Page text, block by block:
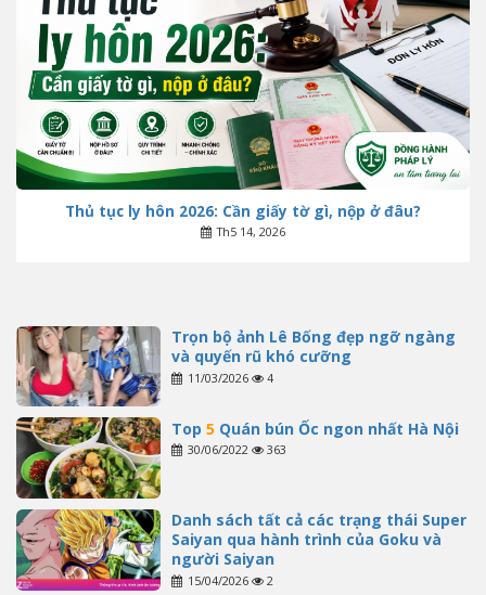
Thủ tục ly hôn 2026: Cần giấy tờ gì, nộp ở đâu?
Th5 14, 2026
Trọn bộ ảnh Lê Bống đẹp ngỡ ngàng
và quyến rũ khó cưỡng
11/03/2026 4
Top 5 Quán bún Ốc ngon nhất Hà Nội
30/06/2022 363
Danh sách tất cả các trạng thái Super
Saiyan qua hành trình của Goku và
người Saiyan
15/04/2026 2